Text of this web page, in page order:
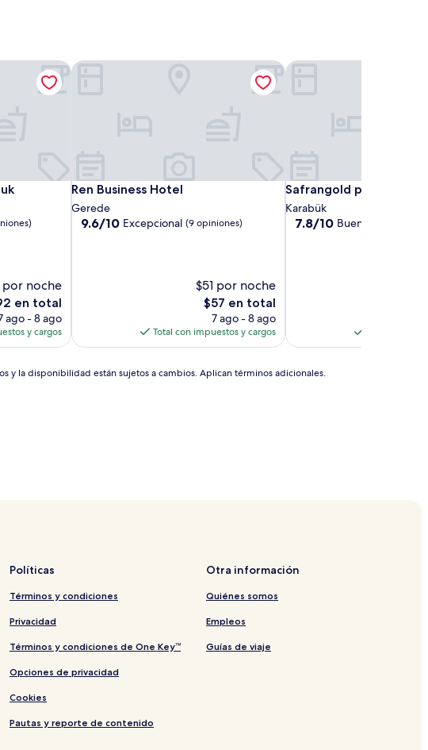
por noche
en total
ago - 8 ago
y cargos
Ren Business Hotel
Ren Business Hotel
Gerede
9.6
9.6/10 Excepcional (9 opiniones)
$51 por noche
El
precio
actual
es
$57
$57 en total
7 ago - 8 ago
Total con impuestos y cargos
Ren Business Hotel
Safrangold pansiyon
Safrangold pansiyon
Karabük
7.8
7.8/10 Bueno
Safrangold pansiyon
y la disponibilidad están sujetos a cambios. Aplican términos adicionales.
Políticas
Términos y condiciones
Privacidad
Términos y condiciones de One Key™
Opciones de privacidad
Cookies
Pautas y reporte de contenido
Otra información
Quiénes somos
Empleos
Guías de viaje